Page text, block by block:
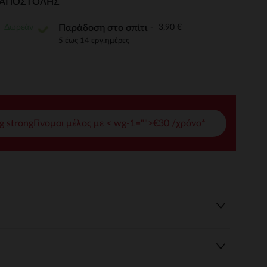
να διαχειριστείτε τις ρυθμίσεις απορρήτου,
ΑΠΟΣΤΟΛΉΣ
Παράδοση στο σπίτι 3,90 €
5 έως 14 εργ.ημέρες
strongΓίνομαι μέλος με < wg-1="">€30 /χρόνο*